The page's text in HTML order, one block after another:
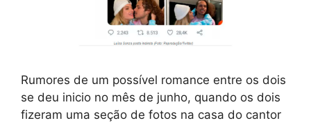
Rumores de um possível romance entre os dois
se deu inicio no mês de junho, quando os dois
fizeram uma seção de fotos na casa do cantor